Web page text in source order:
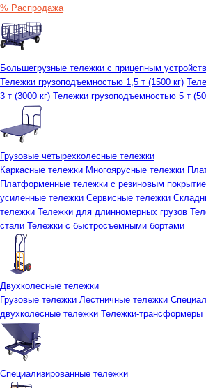
% Распродажа
Большегрузные тележки с прицепным
Тележки грузоподъемностью 1,5 т (1500 кг)
3 т (3000 кг) Тележки грузоподъемностью 5 т
Грузовые четырехколесные тележки
Каркасные тележки Многоярусные тележки
Платформенные тележки с резиновым
усиленные тележки Сервисные тележки
тележки Тележки для длинномерных грузов
стали Тележки с быстросъемными бортами
Двухколесные тележки
Грузовые тележки Лестничные тележки
двухколесные тележки Тележки-трансформеры
Специализированные тележки